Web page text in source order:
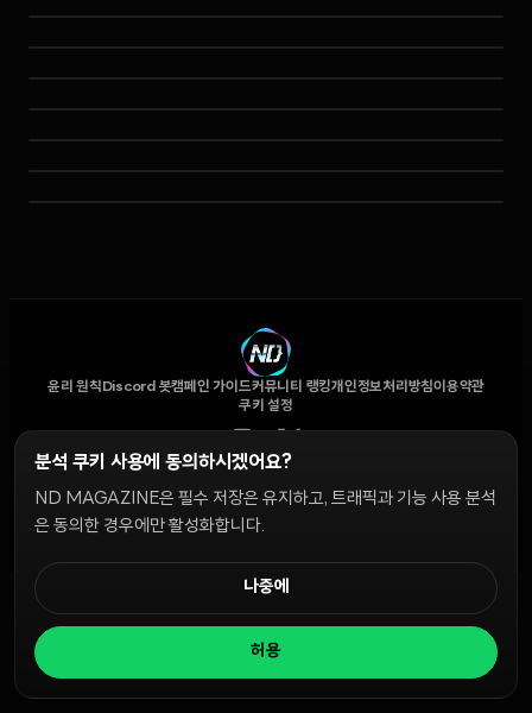
윤리 원칙 Discord 봇캠페인 가이드커뮤니티 랭킹개인정보처리방침이용약관
쿠키 설정
공시 및 정책:
© 2026 NDD INC. 모든 권리 보유.
분석 쿠키 사용에 동의하시겠어요?
ND MAGAZINE은 필수 저장은 유지하고, 트래픽과 기능 사용 분석
은 동의한 경우에만 활성화합니다.
나중에
허용